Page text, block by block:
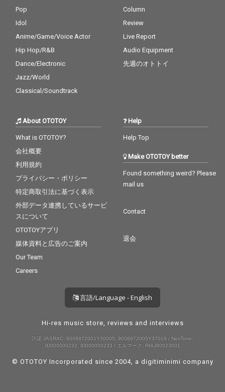
Pop
Idol
Anime/Game/Voice Actor
Hip Hop/R&B
Dance/Electronic
Jazz/World
Classical/Soundtrack
Column
Review
Live Report
Audio Equipment
先週のオトトイ
About OTOTOY
What is OTOTOY?
会社概要
利用規約
プライバシー・ポリシー
特定商取引法に基づく表示
外部データ連携しているサービ
スについて
OTOTOYアプリ
媒体資料と広告のご案内
Our Team
Careers
Help
Help Top
Make OTOTOY better
Found something weird? Please
mail us
Contact
退会
言語/Language - English
Hi-res music store, reviews and interviews
許諾 JASRAC: 9008872001Y30005, 9008872005Y37019 / NexTone:
ID000000232, ID000000233 / エルマーク: RIAJ80023001
© OTOTOY Incorporated since 2004, a digitiminimi company